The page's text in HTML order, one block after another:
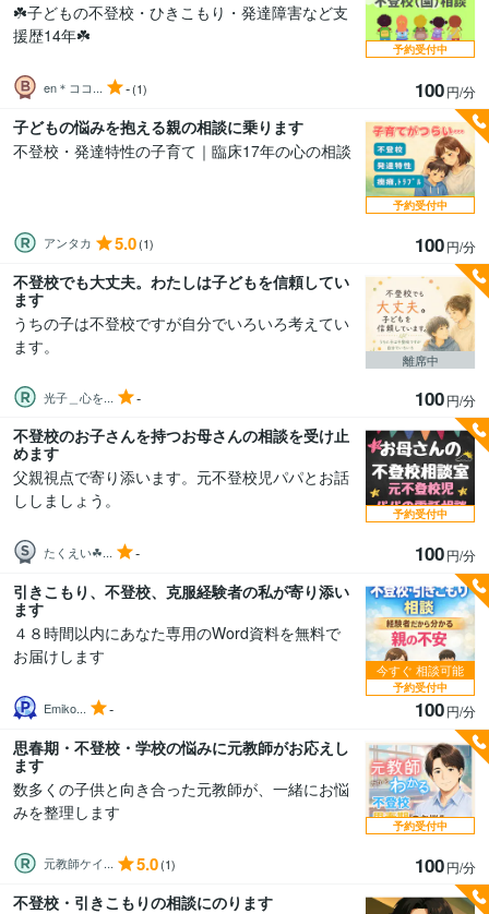
☘️子どもの不登校・ひきこもり・発達障害など支
援歴14年☘️
en＊ココ... -(1) 100円/分
予約受付中
子どもの悩みを抱える親の相談に乗ります
不登校・発達特性の子育て｜臨床17年の心の相談
アンタカ 5.0(1) 100円/分
予約受付中
不登校でも大丈夫。わたしは子どもを信頼してい
ます
うちの子は不登校ですが自分でいろいろ考えてい
ます。
光子＿心を... - 100円/分
離席中
不登校のお子さんを持つお母さんの相談を受け止
めます
父親視点で寄り添います。元不登校児パパとお話
ししましょう。
たくえい☘... - 100円/分
予約受付中
引きこもり、不登校、克服経験者の私が寄り添い
ます
４８時間以内にあなた専用のWord資料を無料で
お届けします
Emiko... - 100円/分
今すぐ 相談可能
予約受付中
思春期・不登校・学校の悩みに元教師がお応えし
ます
数多くの子供と向き合った元教師が、一緒にお悩
みを整理します
元教師ケイ... 5.0(1) 100円/分
予約受付中
不登校・引きこもりの相談にのります